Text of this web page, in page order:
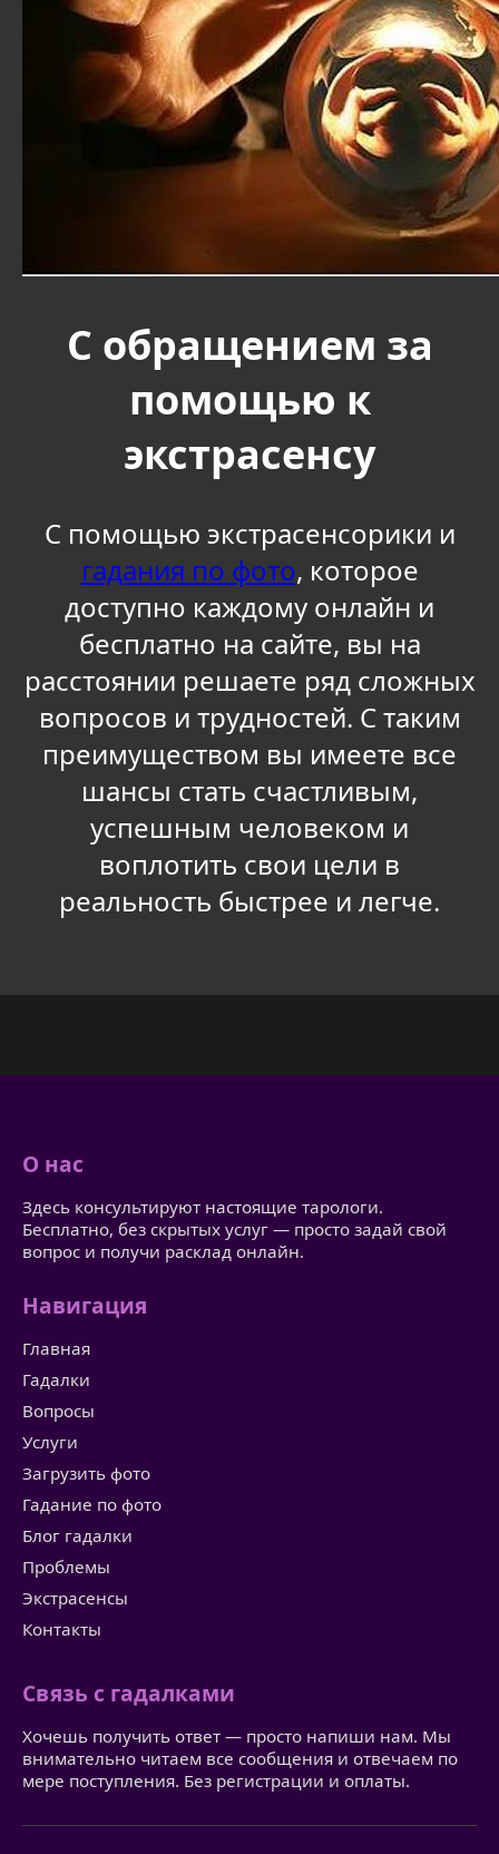
С обращением за
помощью к
экстрасенсу
С помощью экстрасенсорики и
гадания по фото, которое
доступно каждому онлайн и
бесплатно на сайте, вы на
расстоянии решаете ряд сложных
вопросов и трудностей. С таким
преимуществом вы имеете все
шансы стать счастливым,
успешным человеком и
воплотить свои цели в
реальность быстрее и легче.
О нас
Здесь консультируют настоящие тарологи.
Бесплатно, без скрытых услуг — просто задай свой
вопрос и получи расклад онлайн.
Навигация
Главная
Гадалки
Вопросы
Услуги
Загрузить фото
Гадание по фото
Блог гадалки
Проблемы
Экстрасенсы
Контакты
Связь с гадалками
Хочешь получить ответ — просто напиши нам. Мы
внимательно читаем все сообщения и отвечаем по
мере поступления. Без регистрации и оплаты.